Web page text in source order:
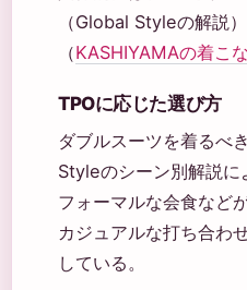
（Global Styleの解説
（KASHIYAMAの着こ
TPOに応じた選び方
ダブルスーツを着るべ
Styleのシーン別解説に
フォーマルな会食など
カジュアルな打ち合わ
している。